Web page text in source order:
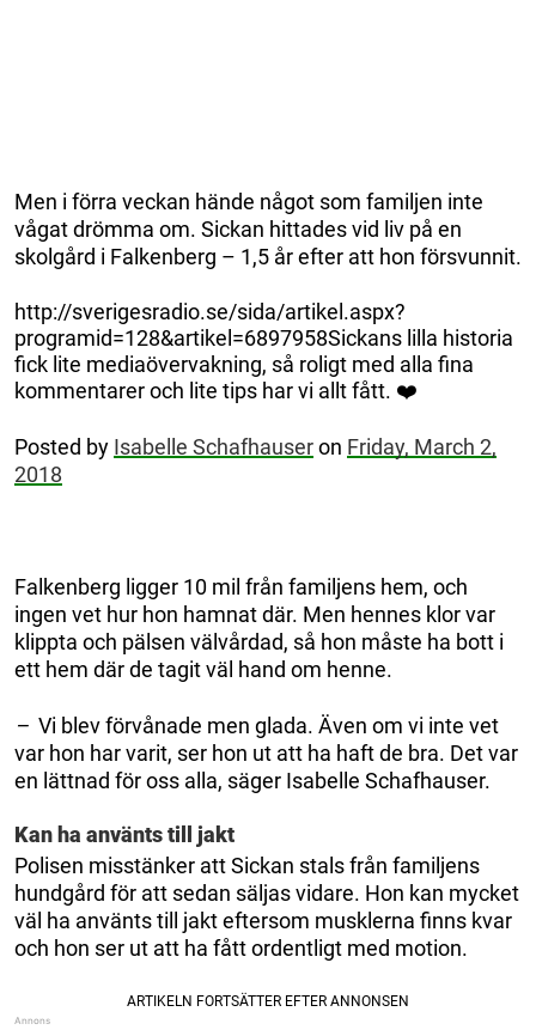
Men i förra veckan hände något som familjen inte
vågat drömma om. Sickan hittades vid liv på en
skolgård i Falkenberg – 1,5 år efter att hon försvunnit.
http://sverigesradio.se/sida/artikel.aspx?
programid=128&artikel=6897958Sickans lilla historia
fick lite mediaövervakning, så roligt med alla fina
kommentarer och lite tips har vi allt fått. ❤️
Posted by Isabelle Schafhauseron Friday, March 2,
2018
Falkenberg ligger 10 mil från familjens hem, och
ingen vet hur hon hamnat där. Men hennes klor var
klippta och pälsen välvårdad, så hon måste ha bott i
ett hem där de tagit väl hand om henne.
– Vi blev förvånade men glada. Även om vi inte vet
var hon har varit, ser hon ut att ha haft de bra. Det var
en lättnad för oss alla, säger Isabelle Schafhauser.
Kan ha använts till jakt
Polisen misstänker att Sickan stals från familjens
hundgård för att sedan säljas vidare. Hon kan mycket
väl ha använts till jakt eftersom musklerna finns kvar
och hon ser ut att ha fått ordentligt med motion.